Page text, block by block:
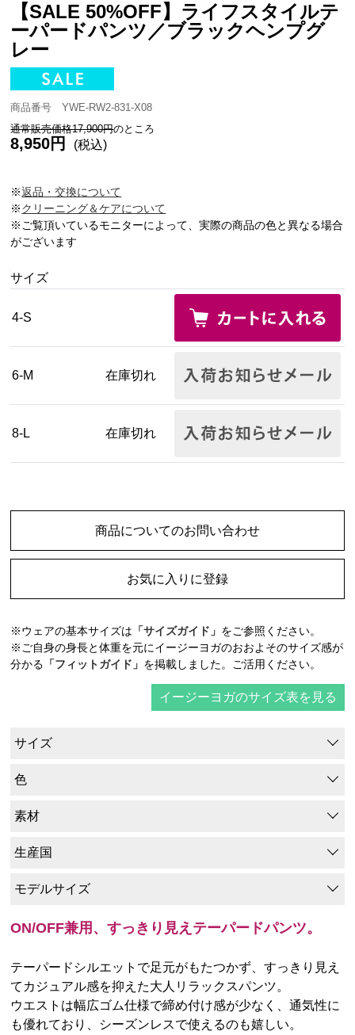
【SALE 50%OFF】ライフスタイルテ
ーパードパンツ／ブラックヘンプグ
レー
商品番号 YWE-RW2-831-X08
通常販売価格17,900円のところ
8,950円 (税込)
※返品・交換について
※クリーニング＆ケアについて
※ご覧頂いているモニターによって、実際の商品の色と異なる場合
がございます
サイズ
4-S
6-M 在庫切れ
8-L 在庫切れ
商品についてのお問い合わせ
お気に入りに登録
※ウェアの基本サイズは 「サイズガイド」 をご参照ください。
※ご自身の身長と体重を元にイージーヨガのおおよそのサイズ感が
分かる 「フィットガイド」 を掲載しました。ご活用ください。
イージーヨガのサイズ表を見る
サイズ
色
素材
生産国
モデルサイズ
ON/OFF兼用、すっきり見えテーパードパンツ。
テーパードシルエットで足元がもたつかず、すっきり見え
てカジュアル感を抑えた大人リラックスパンツ。
ウエストは幅広ゴム仕様で締め付け感が少なく、通気性に
も優れており、シーズンレスで使えるのも嬉しい。